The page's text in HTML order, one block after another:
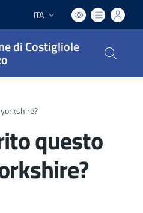
Lingua attiva:
ITA
di Costigliole
questo